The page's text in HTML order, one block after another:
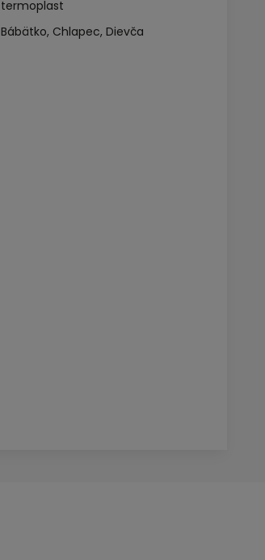
termoplast
Bábätko, Chlapec, Dievča